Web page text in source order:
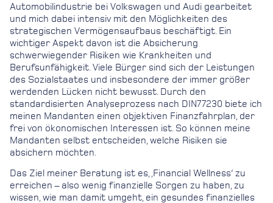
Automobilindustrie bei Volkswagen und Audi gearbeitet
und mich dabei intensiv mit den Möglichkeiten des
strategischen Vermögensaufbaus beschäftigt. Ein
wichtiger Aspekt davon ist die Absicherung
schwerwiegender Risiken wie Krankheiten und
Berufsunfähigkeit. Viele Bürger sind sich der Leistungen
des Sozialstaates und insbesondere der immer größer
werdenden Lücken nicht bewusst. Durch den
standardisierten Analyseprozess nach DIN77230 biete ich
meinen Mandanten einen objektiven Finanzfahrplan, der
frei von ökonomischen Interessen ist. So können meine
Mandanten selbst entscheiden, welche Risiken sie
absichern möchten.
Das Ziel meiner Beratung ist es, ‚Financial Wellness‘ zu
erreichen – also wenig finanzielle Sorgen zu haben, zu
wissen, wie man damit umgeht, ein gesundes finanzielles